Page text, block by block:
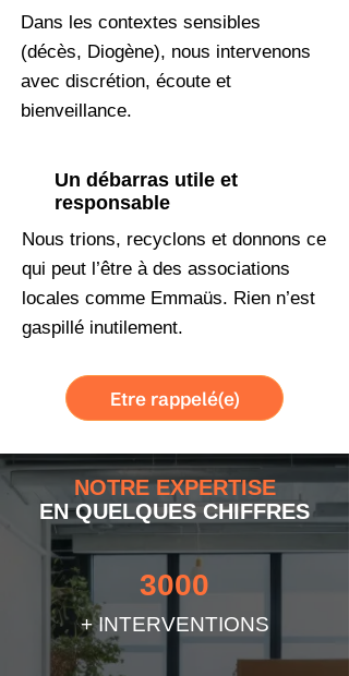
Dans les contextes sensibles
(décès, Diogène), nous intervenons
avec discrétion, écoute et
bienveillance.
Un débarras utile et
responsable
Nous trions, recyclons et donnons ce
qui peut l’être à des associations
locales comme Emmaüs. Rien n’est
gaspillé inutilement.
Etre rappelé(e)
NOTRE EXPERTISE
EN QUELQUES CHIFFRES
3000
+ INTERVENTIONS